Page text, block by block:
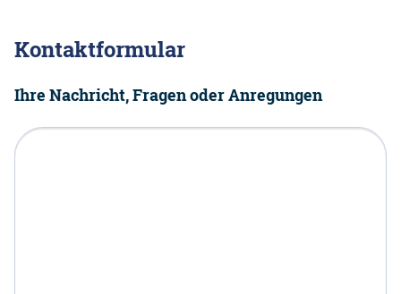
Kontaktformular
Ihre Nachricht, Fragen oder Anregungen